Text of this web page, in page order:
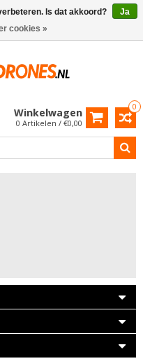
0
Winkelwagen
0 Artikelen / €0,00
Is dat akkoord?
Ja
cookies »